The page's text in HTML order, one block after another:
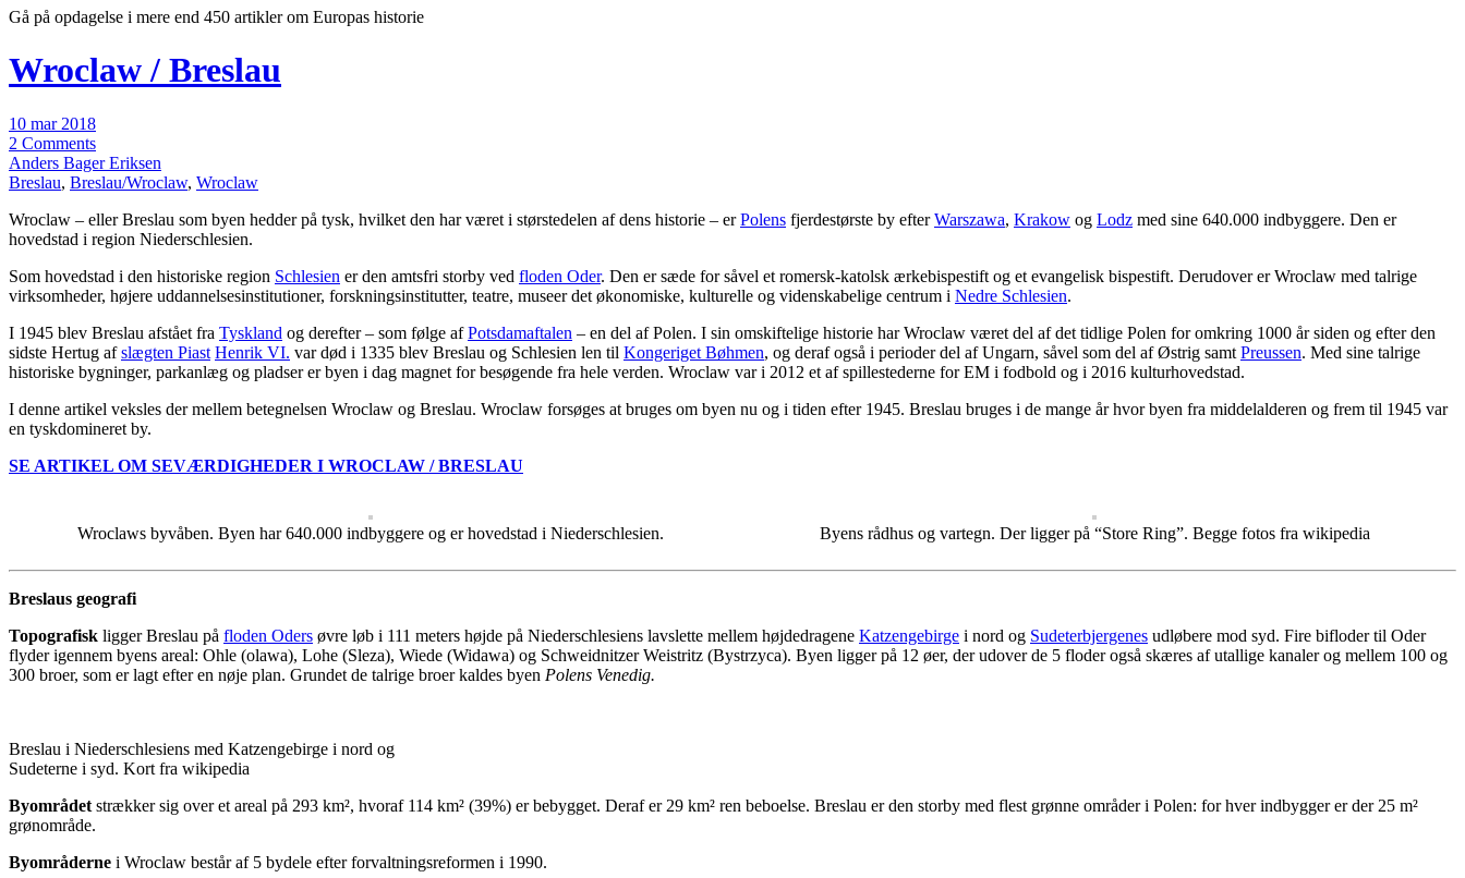
Gå på opdagelse i mere end 450 artikler om Europas historie
Wroclaw / Breslau
10 mar 2018
2 Comments
Anders Bager Eriksen
Breslau, Breslau/Wroclaw, Wroclaw
Wroclaw – eller Breslau som byen hedder på tysk, hvilket den har været i størstedelen af dens historie – erPolens fjerdestørste by efterWarszawa, Krakow og Lodz med sine 640.000 indbyggere. Den er
hovedstad i region Niederschlesien.
Som hovedstad i den historiske region Schlesien er den amtsfri storby ved floden Oder. Den er sæde for såvel et romersk-katolsk ærkebispestift og et evangelisk bispestift. Derudover er Wroclaw med talrige
virksomheder, højere uddannelsesinstitutioner, forskningsinstitutter, teatre, museer det økonomiske, kulturelle og videnskabelige centrum i Nedre Schlesien.
I 1945 blev Breslau afstået fra Tyskland og derefter – som følge afPotsdamaftalen – en del af Polen. I sin omskiftelige historie har Wroclaw været del af det tidlige Polen for omkring 1000 år siden og efter den
sidste Hertug afslægten Piast Henrik VI. var død i 1335 blev Breslau og Schlesien len til Kongeriget Bøhmen, og deraf også i perioder del af Ungarn, såvel som del af Østrig samt Preussen. Med sine talrige
historiske bygninger, parkanlæg og pladser er byen i dag magnet for besøgende fra hele verden. Wroclaw var i 2012 et af spillestederne for EM i fodbold og i 2016 kulturhovedstad.
I denne artikel veksles der mellem betegnelsen Wroclaw og Breslau. Wroclaw forsøges at bruges om byen nu og i tiden efter 1945. Breslau bruges i de mange år hvor byen fra middelalderen og frem til 1945 var
en tyskdomineret by.
SE ARTIKEL OM SEVÆRDIGHEDER I WROCLAW / BRESLAU
Wroclaws byvåben. Byen har 640.000 indbyggere og er hovedstad i Niederschlesien. Byens rådhus og vartegn. Der ligger på “Store Ring”. Begge fotos fra wikipedia
Breslaus geografi
Topografisk ligger Breslau på floden Oders øvre løb i 111 meters højde på Niederschlesiens lavslette mellem højdedragene Katzengebirge i nord og Sudeterbjergenes udløbere mod syd. Fire bifloder til Oder
flyder igennem byens areal: Ohle (olawa), Lohe (Sleza), Wiede (Widawa) og Schweidnitzer Weistritz (Bystrzyca). Byen ligger på 12 øer, der udover de 5 floder også skæres af utallige kanaler og mellem 100 og
300 broer, som er lagt efter en nøje plan. Grundet de talrige broer kaldes byen Polens Venedig.
Breslau i Niederschlesiens med Katzengebirge i nord og
Sudeterne i syd. Kort fra wikipedia
Byområdet strækker sig over et areal på 293 km², hvoraf 114 km² (39%) er bebygget. Deraf er 29 km² ren beboelse. Breslau er den storby med flest grønne områder i Polen: for hver indbygger er der 25 m²
grønområde.
Byområderne i Wroclaw består af 5 bydele efter forvaltningsreformen i 1990.